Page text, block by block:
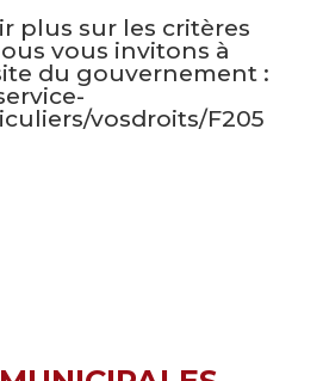
plus sur les critères
vous invitons à
du gouvernement :
vosdroits/F205